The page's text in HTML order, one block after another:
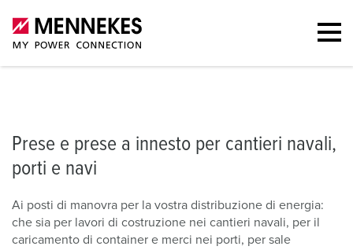
Prese e prese a innesto
Prese e prese a innesto per cantieri navali,
porti e navi
Ai posti di manovra per la vostra distribuzione di energia:
che sia per lavori di costruzione nei cantieri navali, per il
caricamento di container e merci nei porti, per sale